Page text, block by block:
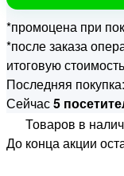
*промоцена при
*после заказа
итоговую
Последняя покупка:
Сейчас5
Товаров в
До конца акции